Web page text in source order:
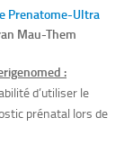
Prenatome-Ultra
Mau-Them
:
d’utiliser le
prénatal lors de